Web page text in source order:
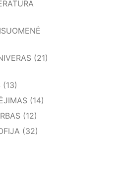
(21)
(13)
(14)
(12)
(32)